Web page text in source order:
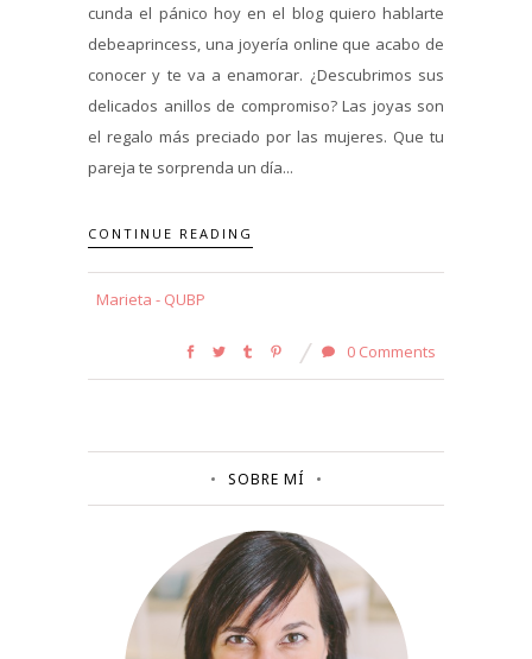
cunda el pánico hoy en el blog quiero hablarte
debeaprincess, una joyería online que acabo de
conocer y te va a enamorar. ¿Descubrimos sus
delicados anillos de compromiso? Las joyas son
el regalo más preciado por las mujeres. Que tu
pareja te sorprenda un día...
CONTINUE READING
Marieta - QUBP
0 Comments
SOBRE MÍ